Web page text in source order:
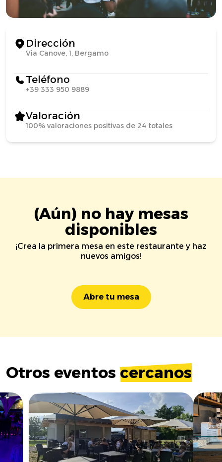
Dirección
Via Canove, 1, Bergamo
Teléfono
+39 333 950 9889
Valoración
100% valoraciones positivas de 24 totales
(Aún) no hay mesas
disponibles
¡Crea la primera mesa en este restaurante y haz
nuevos amigos!
Abre tu mesa
Otros eventos cercanos